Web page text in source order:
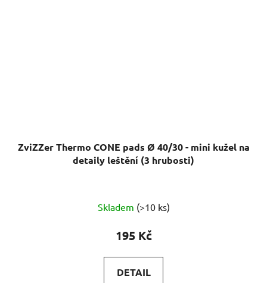
ZviZZer Thermo CONE pads Ø 40/30 - mini kužel na
detaily leštění (3 hrubosti)
Skladem (>10 ks)
195 Kč
DETAIL